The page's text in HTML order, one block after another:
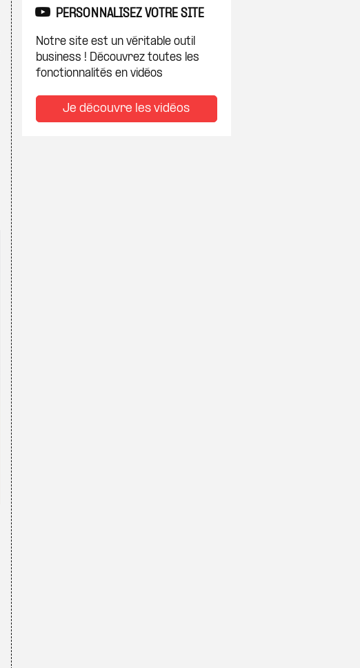
PERSONNALISEZ VOTRE SITE
Notre site est un véritable outil
business ! Découvrez toutes les
fonctionnalités en vidéos
Je découvre les vidéos